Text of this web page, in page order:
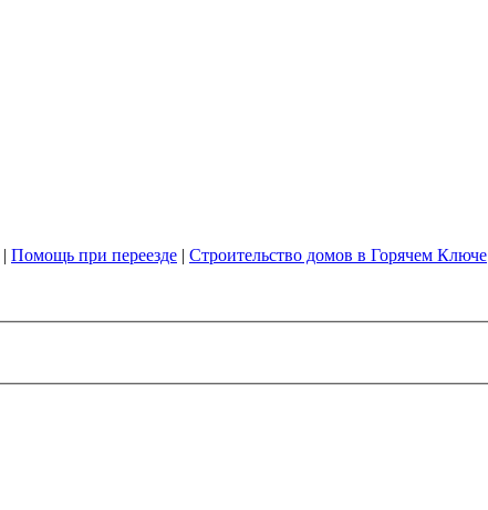
| Помощь при переезде | Строительство домов в Горячем Ключе